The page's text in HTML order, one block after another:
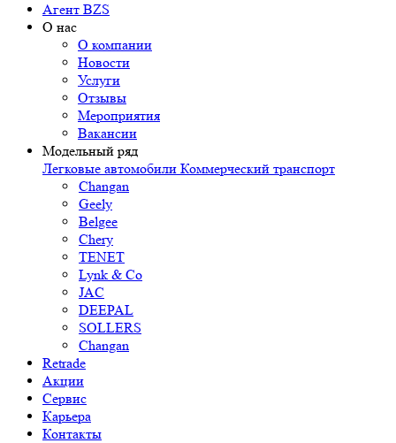
Агент BZS
О нас
О компании
Новости
Услуги
Отзывы
Мероприятия
Вакансии
Модельный ряд
Легковые автомобили Коммерческий транспорт
Changan
Geely
Belgee
Chery
TENET
Lynk & Co
JAC
DEEPAL
SOLLERS
Changan
Retrade
Акции
Сервис
Карьера
Контакты